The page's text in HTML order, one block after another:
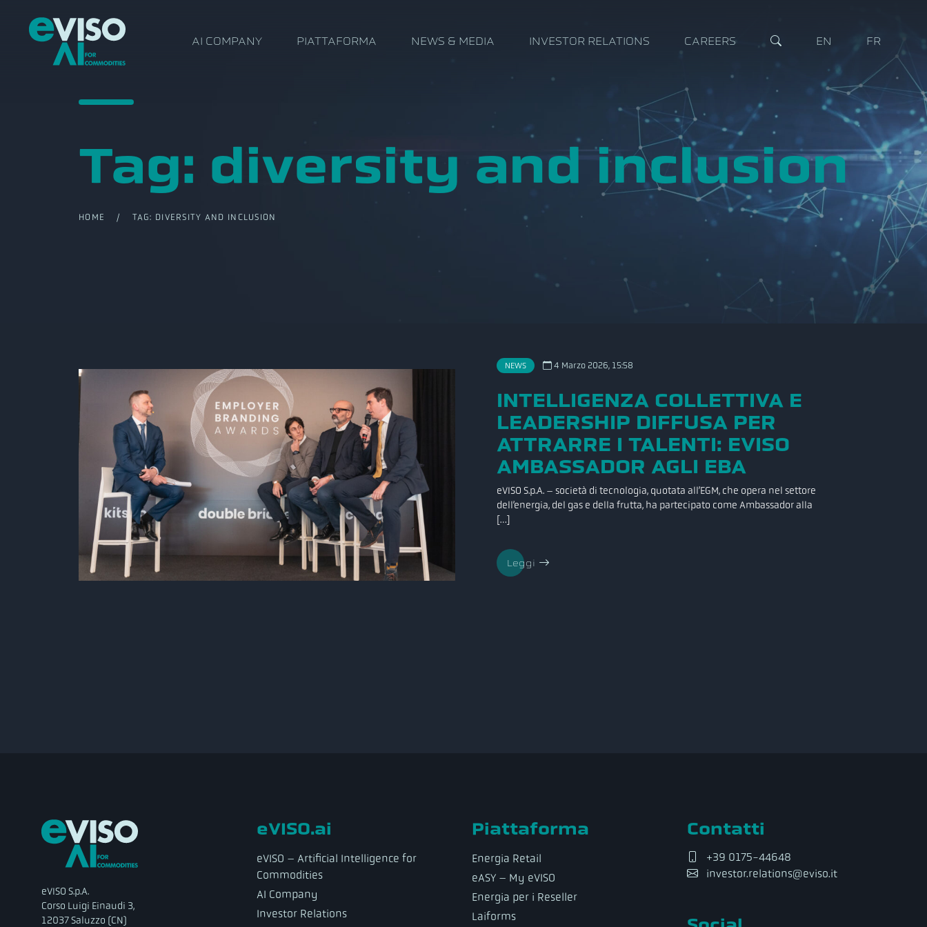
AI COMPANY PIATTAFORMA NEWS & MEDIA INVESTOR RELATIONS CAREERS EN FR
Tag: diversity and inclusion
HOME / TAG: DIVERSITY AND INCLUSION
NEWS 4 Marzo 2026, 15:58
INTELLIGENZA COLLETTIVA E
LEADERSHIP DIFFUSA PER
ATTRARRE I TALENTI: EVISO
AMBASSADOR AGLI EBA
eVISO S.p.A. – società di tecnologia, quotata all’EGM, che opera nel settore
dell’energia, del gas e della frutta, ha partecipato come Ambassador alla
[…]
Leggi
eVISO S.p.A.
Corso Luigi Einaudi 3,
12037 Saluzzo (CN)
eVISO.ai
eVISO – Artificial Intelligence for
Commodities
AI Company
Investor Relations
Piattaforma
Energia Retail
eASY – My eVISO
Energia per i Reseller
Laiforms
Contatti
+39 0175-44648
investor.relations@eviso.it